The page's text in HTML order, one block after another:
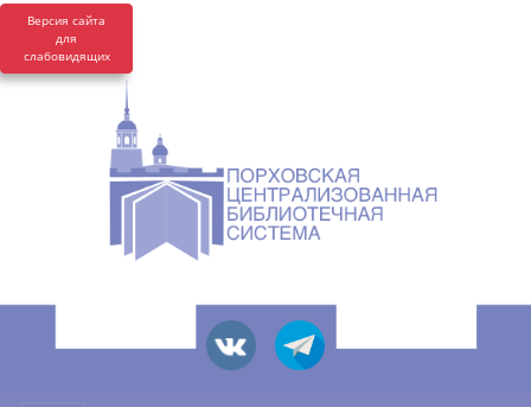
Версия сайта
для
слабовидящих